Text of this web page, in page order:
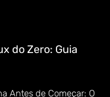
do Zero: Guia
Antes de Começar: O